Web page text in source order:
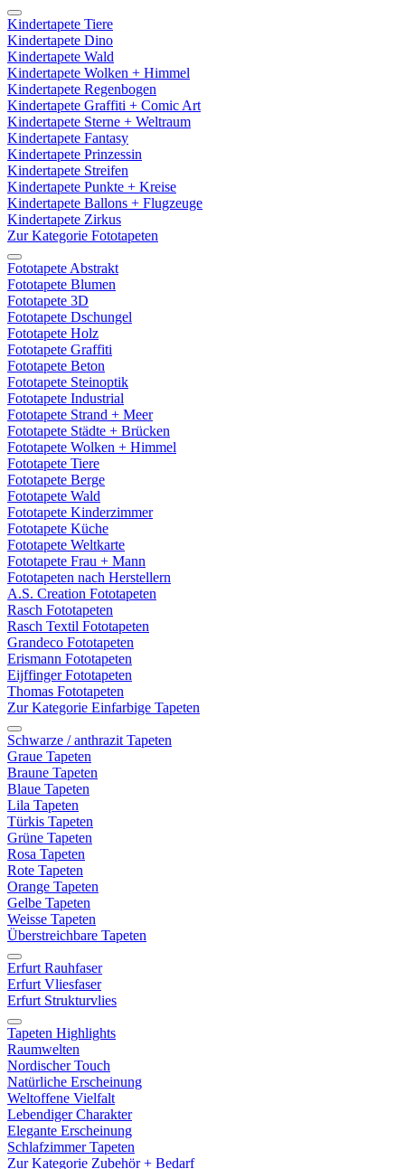
Kindertapete Tiere
Kindertapete Dino
Kindertapete Wald
Kindertapete Wolken + Himmel
Kindertapete Regenbogen
Kindertapete Graffiti + Comic Art
Kindertapete Sterne + Weltraum
Kindertapete Fantasy
Kindertapete Prinzessin
Kindertapete Streifen
Kindertapete Punkte + Kreise
Kindertapete Ballons + Flugzeuge
Kindertapete Zirkus
Zur Kategorie Fototapeten
Fototapete Abstrakt
Fototapete Blumen
Fototapete 3D
Fototapete Dschungel
Fototapete Holz
Fototapete Graffiti
Fototapete Beton
Fototapete Steinoptik
Fototapete Industrial
Fototapete Strand + Meer
Fototapete Städte + Brücken
Fototapete Wolken + Himmel
Fototapete Tiere
Fototapete Berge
Fototapete Wald
Fototapete Kinderzimmer
Fototapete Küche
Fototapete Weltkarte
Fototapete Frau + Mann
Fototapeten nach Herstellern
A.S. Creation Fototapeten
Rasch Fototapeten
Rasch Textil Fototapeten
Grandeco Fototapeten
Erismann Fototapeten
Eijffinger Fototapeten
Thomas Fototapeten
Zur Kategorie Einfarbige Tapeten
Schwarze / anthrazit Tapeten
Graue Tapeten
Braune Tapeten
Blaue Tapeten
Lila Tapeten
Türkis Tapeten
Grüne Tapeten
Rosa Tapeten
Rote Tapeten
Orange Tapeten
Gelbe Tapeten
Weisse Tapeten
Überstreichbare Tapeten
Erfurt Rauhfaser
Erfurt Vliesfaser
Erfurt Strukturvlies
Tapeten Highlights
Raumwelten
Nordischer Touch
Natürliche Erscheinung
Weltoffene Vielfalt
Lebendiger Charakter
Elegante Erscheinung
Schlafzimmer Tapeten
Zur Kategorie Zubehör + Bedarf